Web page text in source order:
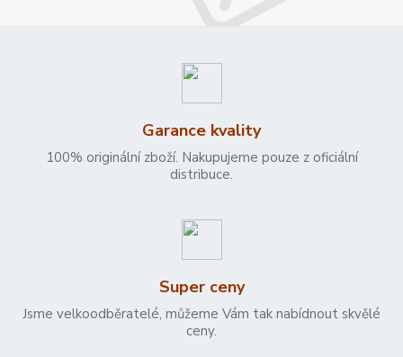
Garance kvality
100% originální zboží. Nakupujeme pouze z oficiální
distribuce.
Super ceny
Jsme velkoodběratelé, můžeme Vám tak nabídnout skvělé
ceny.